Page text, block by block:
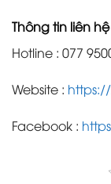
Thông tin liên
Hotline : 077
Website :
Facebook :